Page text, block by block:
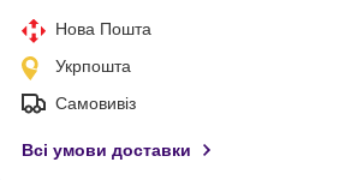
Нова Пошта
Укрпошта
Самовивіз
Всі умови доставки